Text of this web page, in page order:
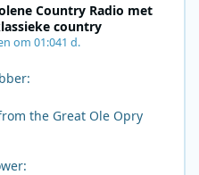
Country Radio met
country
om 01:041 d.
the Great Ole Opry